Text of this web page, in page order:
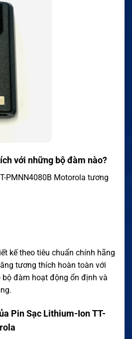
với những bộ đàm nào?
PMNN4080B Motorola tương
kế theo tiêu chuẩn chính hãng
tương thích hoàn toàn với
đàm hoạt động ổn định và
Pin Sạc Lithium-Ion TT-